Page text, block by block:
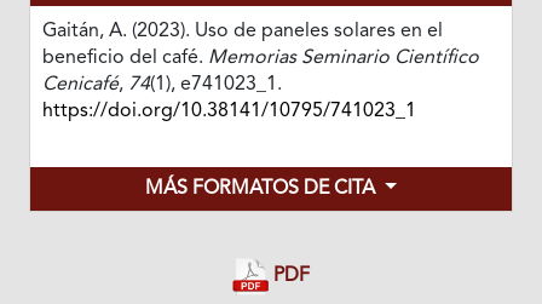
Gaitán, A. (2023). Uso de paneles solares en el
beneficio del café. Memorias Seminario Científico
Cenicafé, 74(1), e741023_1.
https://doi.org/10.38141/10795/741023_1
MÁS FORMATOS DE CITA
PDF